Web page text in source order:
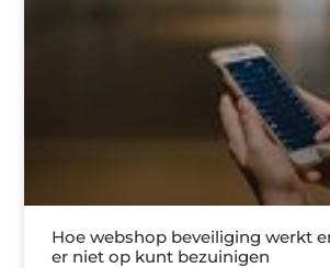
Hoe webshop beveiliging werkt
er niet op kunt bezuinigen